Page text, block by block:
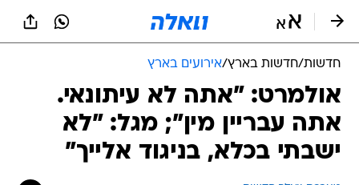
חדשות/חדשות בארץ/אירועים בארץ
אולמרט: "אתה לא עיתונאי.
אתה עבריין מין"; מגל: "לא
ישבתי בכלא, בניגוד אלייך"